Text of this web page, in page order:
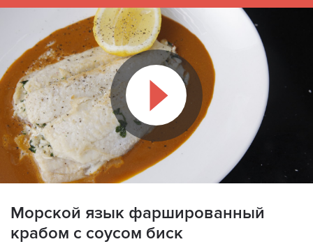
Морской язык фаршированный
крабом с соусом биск